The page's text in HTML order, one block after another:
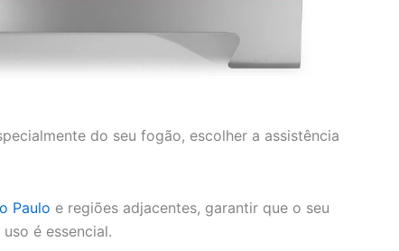
do seu fogão, escolher a assistência
Paulo e regiões adjacentes, garantir que o seu
é essencial.